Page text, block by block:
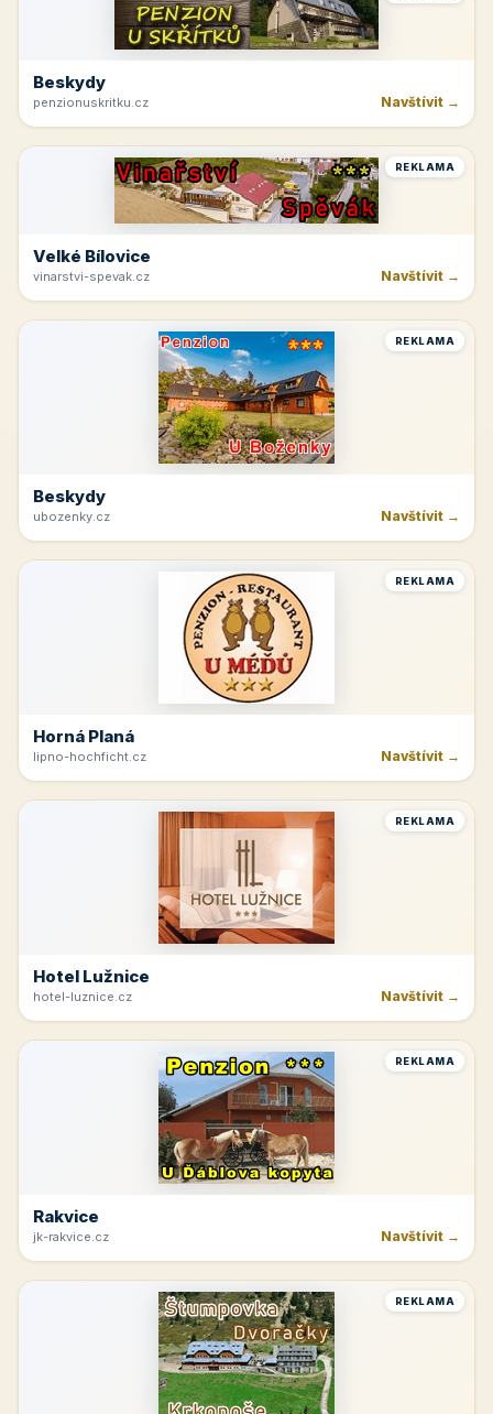
Beskydy
penzionuskritku.cz Navštívit →
REKLAMA
Velké Bílovice
vinarstvi-spevak.cz Navštívit →
REKLAMA
Beskydy
ubozenky.cz Navštívit →
REKLAMA
Horná Planá
lipno-hochficht.cz Navštívit →
REKLAMA
Hotel Lužnice
hotel-luznice.cz Navštívit →
REKLAMA
Rakvice
jk-rakvice.cz Navštívit →
REKLAMA